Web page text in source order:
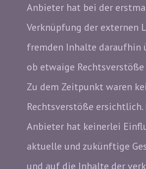
Anbieter hat bei der
Verknüpfung der externen
fremden Inhalte daraufhin
ob etwaige Rechtsverstöße
Zu dem Zeitpunkt waren
Rechtsverstöße ersichtlich.
Anbieter hat keinerlei
aktuelle und zukünftige
und auf die Inhalte der